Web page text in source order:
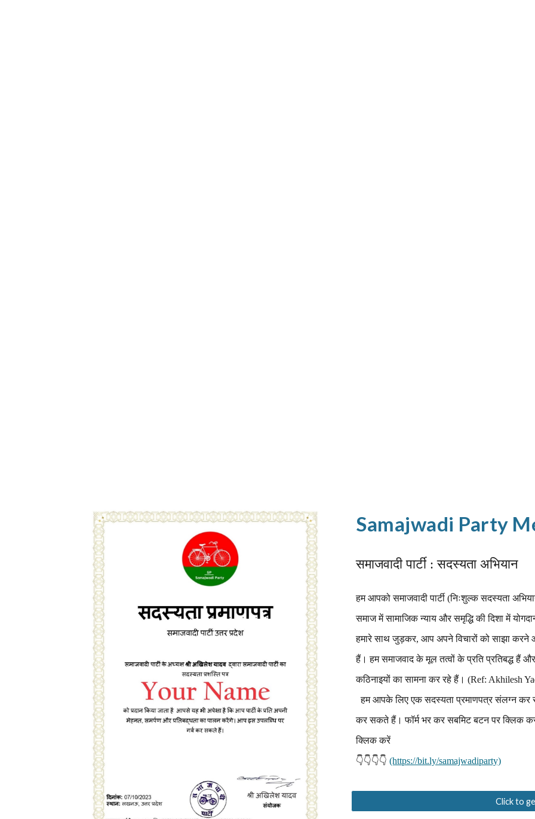
Samajwadi Party
समाजवादी पार्टी : सदस्यता अभियान
हम आपको समाजवादी पार्टी (निःशुल्क सदस्यता
समाज में सामाजिक न्याय और समृद्धि की दिशा में
हमारे साथ जुड़कर, आप अपने विचारों को साझा करने
हैं। हम समाजवाद के मूल तत्वों के प्रति प्रतिबद्ध हैं
कठिनाइयों का सामना कर रहे हैं। (Ref: Akhilesh
हम आपके लिए एक सदस्यता प्रमाणपत्र संलग्न
कर सकते हैं। फॉर्म भर कर सबमिट बटन पर क्लिक
क्लिक करें
👇👇👇👇(https://bit.ly/samajwadiparty)
Click to